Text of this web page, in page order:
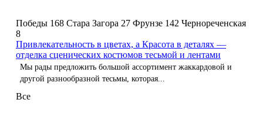
Победы 168 Стара Загора 27 Фрунзе 142 Чернореченская
8
Привлекательность в цветах, а Красота в деталях —
отделка сценических костюмов тесьмой и лентами
Мы рады предложить большой ассортимент жаккардовой и
другой разнообразной тесьмы, которая...
Все